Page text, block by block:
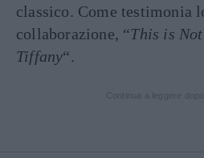
classico. Come testimonia
collaborazione, “This is
Tiffany“.